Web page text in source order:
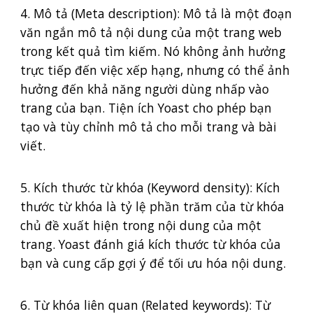
4. Mô tả (Meta description): Mô tả là một đoạn
văn ngắn mô tả nội dung của một trang web
trong kết quả tìm kiếm. Nó không ảnh hưởng
trực tiếp đến việc xếp hạng, nhưng có thể ảnh
hưởng đến khả năng người dùng nhấp vào
trang của bạn. Tiện ích Yoast cho phép bạn
tạo và tùy chỉnh mô tả cho mỗi trang và bài
viết.
5. Kích thước từ khóa (Keyword density): Kích
thước từ khóa là tỷ lệ phần trăm của từ khóa
chủ đề xuất hiện trong nội dung của một
trang. Yoast đánh giá kích thước từ khóa của
bạn và cung cấp gợi ý để tối ưu hóa nội dung.
6. Từ khóa liên quan (Related keywords): Từ